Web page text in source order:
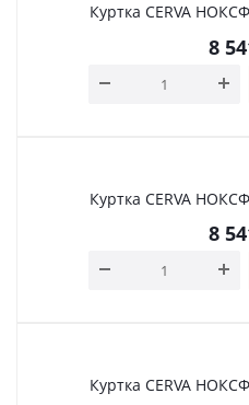
Куртка CERVA
8
Куртка CERVA
8
Куртка CERVA